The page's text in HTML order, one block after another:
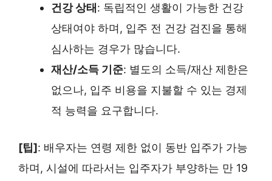
건강 상태 : 독립적인 생활이 가능한 건강
상태여야 하며, 입주 전 건강 검진을 통해
심사하는 경우가 많습니다.
재산/소득 기준: 별도의 소득/재산 제한은
없으나, 입주 비용을 지불할 수 있는 경제
적 능력을 요구합니다.
[팁]: 배우자는 연령 제한 없이 동반 입주가 가능
하며, 시설에 따라서는 입주자가 부양하는 만 19